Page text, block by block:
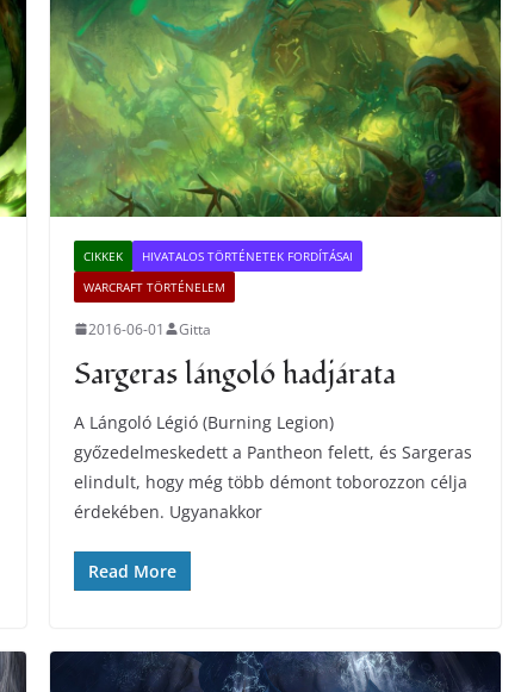
CIKKEK
HIVATALOS TÖRTÉNETEK FORDÍTÁSAI
WARCRAFT TÖRTÉNELEM
2016-06-01 Gitta
Sargeras lángoló hadjárata
A Lángoló Légió (Burning Legion)
győzedelmeskedett a Pantheon felett, és Sargeras
elindult, hogy még több démont toborozzon célja
érdekében. Ugyanakkor
Read More